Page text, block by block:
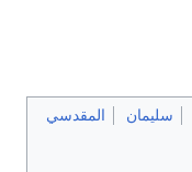
سليمان
المقدسي